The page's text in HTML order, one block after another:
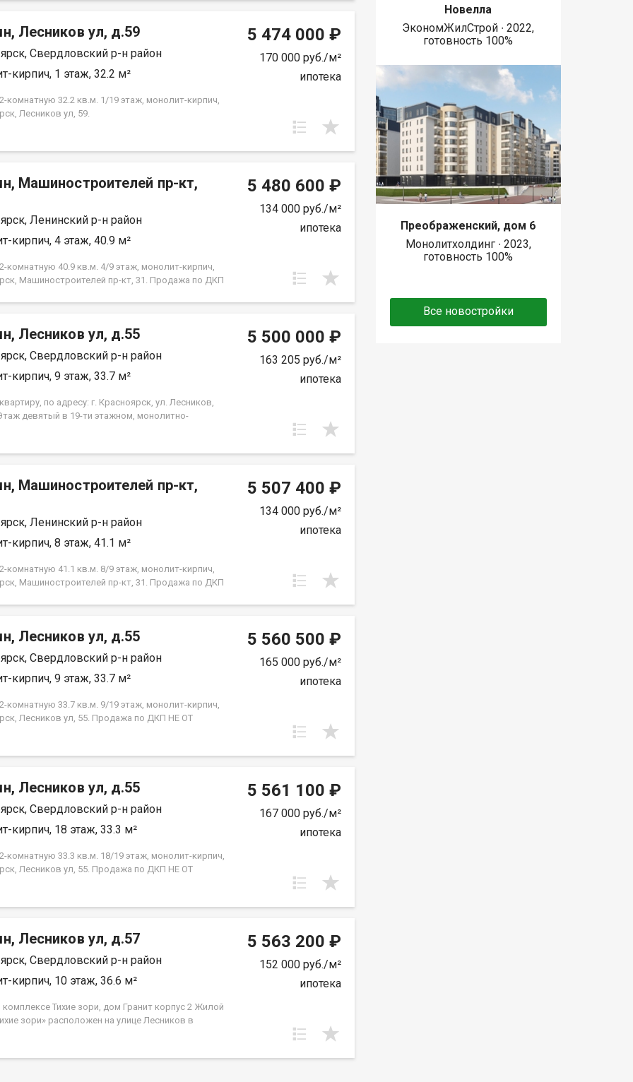
Лесников ул, д.59
Свердловский р-н район
кирпич, 1 этаж, 32.2 м²
комнатную 32.2 кв.м. 1/19 этаж, монолит-кирпич,
Лесников ул, 59.
5 474 000 ₽
170 000 руб./м²
ипотека
Машиностроителей пр-кт,
Ленинский р-н район
кирпич, 4 этаж, 40.9 м²
комнатную 40.9 кв.м. 4/9 этаж, монолит-кирпич,
Машиностроителей пр-кт, 31. Продажа по ДКП
5 480 600 ₽
134 000 руб./м²
ипотека
Лесников ул, д.55
Свердловский р-н район
кирпич, 9 этаж, 33.7 м²
по адресу: г. Красноярск, ул. Лесников,
девятый в 19-ти этажном, монолитно-
застройщика. Экологически благоприятный
транспортная доступность до других
города. Близость знаковых мест отдыха, досуга и
- заповедник «Столбы», Фанпарк «Бобровый
флоры и фауны «Роев ручей». Благоустроенная
протяженностью 1450 метров вдоль реки
500 метров вдоль реки Базаиха с
транспорта возле ледовой арены. Сеть
и велосипедно-роликовых дорожек по всему
современные лифты. Наземные
5 500 000 ₽
163 205 руб./м²
ипотека
Машиностроителей пр-кт,
Ленинский р-н район
кирпич, 8 этаж, 41.1 м²
комнатную 41.1 кв.м. 8/9 этаж, монолит-кирпич,
Машиностроителей пр-кт, 31. Продажа по ДКП
5 507 400 ₽
134 000 руб./м²
ипотека
Лесников ул, д.55
Свердловский р-н район
кирпич, 9 этаж, 33.7 м²
комнатную 33.7 кв.м. 9/19 этаж, монолит-кирпич,
Лесников ул, 55. Продажа по ДКП НЕ ОТ
5 560 500 ₽
165 000 руб./м²
ипотека
Лесников ул, д.55
Свердловский р-н район
кирпич, 18 этаж, 33.3 м²
комнатную 33.3 кв.м. 18/19 этаж, монолит-кирпич,
Лесников ул, 55. Продажа по ДКП НЕ ОТ
5 561 100 ₽
167 000 руб./м²
ипотека
Лесников ул, д.57
Свердловский р-н район
кирпич, 10 этаж, 36.6 м²
Тихие зори, дом Гранит корпус 2 Жилой
зори» расположен на улице Лесников в
состоит из двух 19-этажных корпусов и двух
5 563 200 ₽
152 000 руб./м²
ипотека
Новелла
ЭкономЖилСтрой ∙ 2022,
готовность 100%
Преображенский, дом 6
Монолитхолдинг ∙ 2023,
готовность 100%
Все новостройки